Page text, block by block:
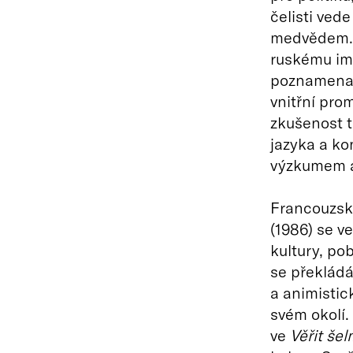
čelisti
ruskému
vnitřní
zkušenost
jazyka a
výzkumem
(1986) se
kultury,
se
a
svém okolí.
ve Věřit